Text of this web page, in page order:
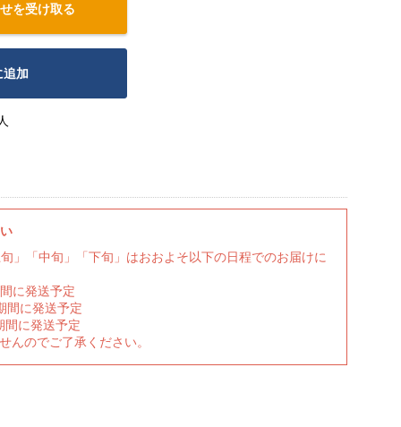
を受け取る
追加
」「中旬」「下旬」はおおよそ以下の日程でのお届けに
に発送予定
間に発送予定
間に発送予定
んのでご了承ください。